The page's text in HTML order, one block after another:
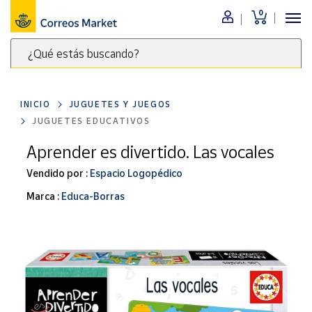
0
¿Qué estás buscando?
clave
para
buscar
productos
Correos
Menú
Nuestro
catálogo
Alimentación
Ocio y cultura
Juguetes y
juegos
Merchandising
y regalos
Correos
INICIO
JUGUETES Y JUEGOS
JUGUETES EDUCATIVOS
Aprender es divertido. Las vocales
Vendido por : Espacio Logopédico
Marca : Educa-Borras